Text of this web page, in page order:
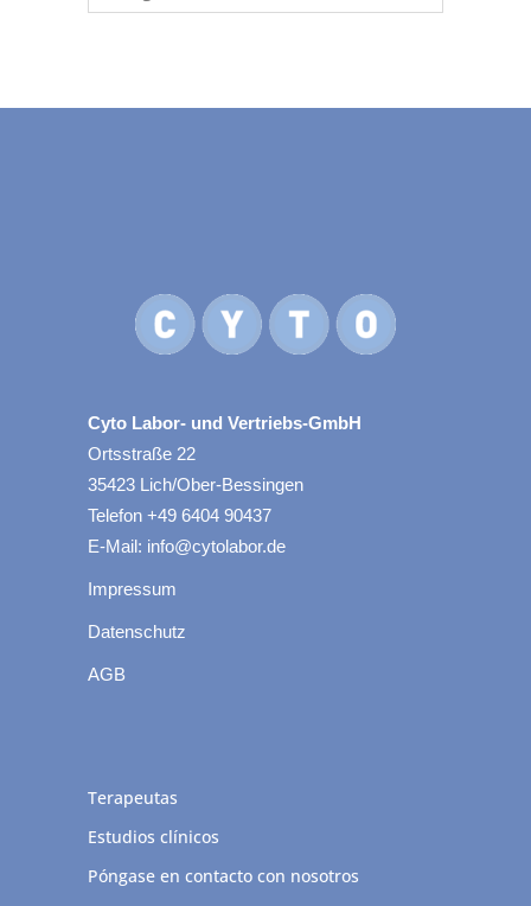
Cyto Labor- und Vertriebs-GmbH
Ortsstraße 22
35423 Lich/Ober-Bessingen
Telefon +49 6404 90437
E-Mail: info@cytolabor.de
Impressum
Datenschutz
AGB
Terapeutas
Estudios clínicos
Póngase en contacto con nosotros